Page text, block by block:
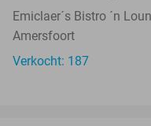
Emiclaer´s Bistro ´n
Amersfoort
Verkocht: 187